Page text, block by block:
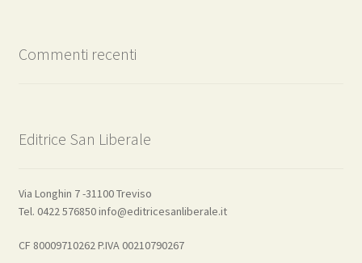
Commenti recenti
Editrice San Liberale
Via Longhin 7 -31100 Treviso
Tel. 0422 576850 info@editricesanliberale.it
CF 80009710262 P.IVA 00210790267